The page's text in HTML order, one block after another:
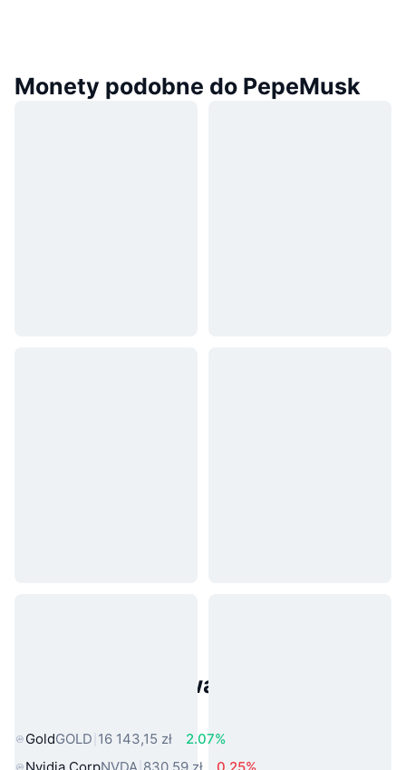
Monety podobne do PepeMusk
Popularne aktywa ze świata
GoldGOLD 16 143,15 zł
2.07%